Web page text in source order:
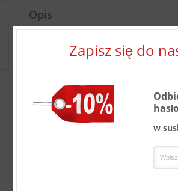
Opis
Kolekcjonerska marka Kimmidoll
Japonii z najpiękniejszymi motywami
Każda figurka ma swoje imię i znaczenie-
W ofercie znajdziecie breloki, figurki
Ugruntuj mojego ducha i skup się na
przeżywając każdą chwilę. Odkryj
Zapisz się do
w